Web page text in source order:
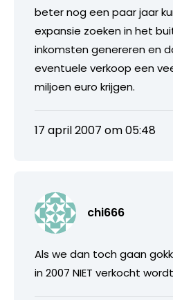
beter nog een paar jaar
expansie zoeken in het
inkomsten genereren en
eventuele verkoop een
miljoen euro krijgen.
17 april 2007 om 05:48
chi666
Als we dan toch gaan
in 2007 NIET verkocht